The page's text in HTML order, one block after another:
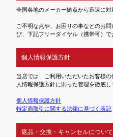
全国各地のメーカー拠点から迅速に対
ご不明な点や、お困りの事などのお
び、下記フリーダイヤル（携帯可）で
個人情報保護方針
当店では、ご利用いただいたお客様
人情報保護方針に則った管理を徹底し
個人情報保護方針
特定商取引に関する法律に基づく表記
返品・交換・キャンセルについて